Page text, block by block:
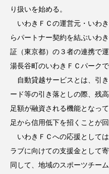
り扱いを始める。
いわきＦＣの運営元・いわ
らパートナー契約を結ぶいわ
証（東京都）の３者の連携で
湯長谷町のいわきＦＣパーク
自動貸越サービスとは、引
ード等の引き落としの際、残
足額が融資される機能となっ
足から信用低下を招くことが回
いわきＦＣへの応援として
ラブに向けての支援金として
同して、地域のスポーツチー